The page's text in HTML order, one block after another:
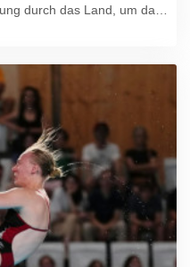
durch das Land, um das
des Weltverbandes noch
unter Berufung auf eine